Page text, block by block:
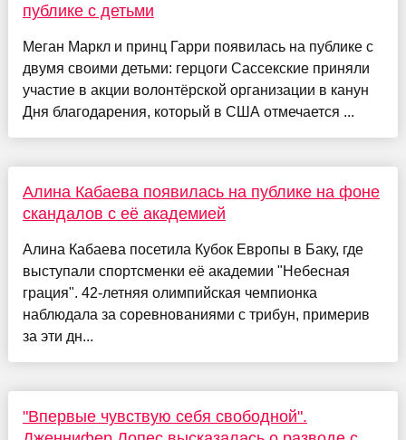
публике с детьми
Меган Маркл и принц Гарри появилась на публике с
двумя своими детьми: герцоги Сассекские приняли
участие в акции волонтёрской организации в канун
Дня благодарения, который в США отмечается ...
Алина Кабаева появилась на публике на фоне
скандалов с её академией
Алина Кабаева посетила Кубок Европы в Баку, где
выступали спортсменки её академии "Небесная
грация". 42-летняя олимпийская чемпионка
наблюдала за соревнованиями с трибун, примерив
за эти дн...
"Впервые чувствую себя свободной".